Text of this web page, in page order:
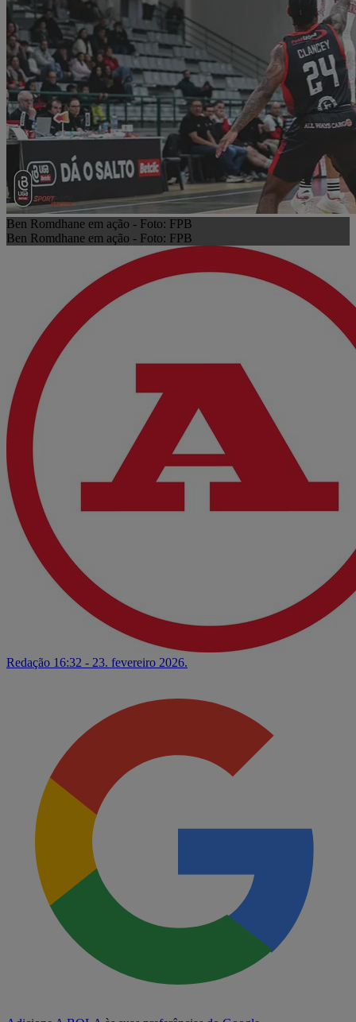
Ben Romdhane em ação - Foto: FPB
Ben Romdhane em ação - Foto: FPB
Redação 16:32 - 23. fevereiro 2026.